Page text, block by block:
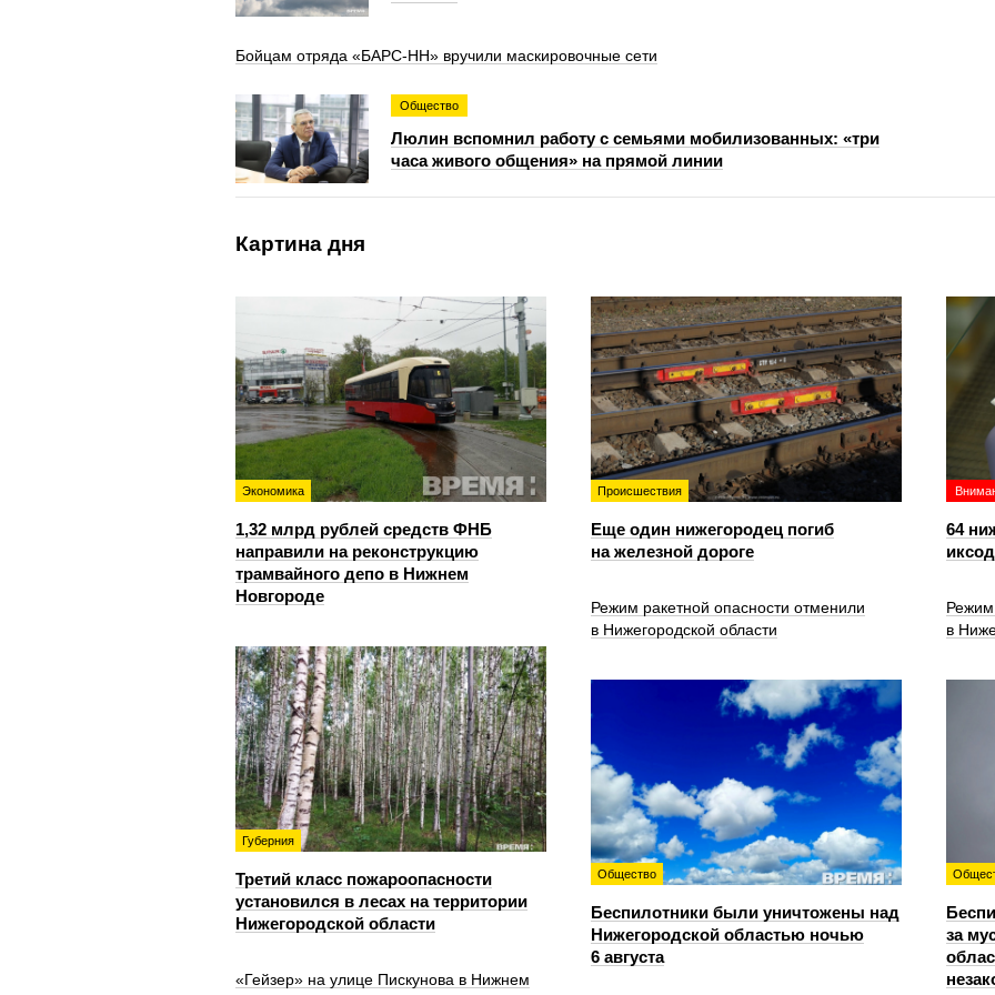
Бойцам отряда «БАРС-НН» вручили маскировочные сети
Общество
Люлин вспомнил работу с семьями мобилизованных: «три
часа живого общения» на прямой линии
Картина дня
Экономика
1,32 млрд рублей средств ФНБ
направили на реконструкцию
трамвайного депо в Нижнем
Новгороде
Происшествия
Еще один нижегородец погиб
на железной дороге
64
Режим ракетной опасности отменили
в Нижегородской области
Режим
в
Губерния
Третий класс пожароопасности
установился в лесах на территории
Нижегородской области
Общество
Беспилотники были уничтожены над
Нижегородской областью ночью
6 августа
за
«Гейзер» на улице Пискунова в Нижнем